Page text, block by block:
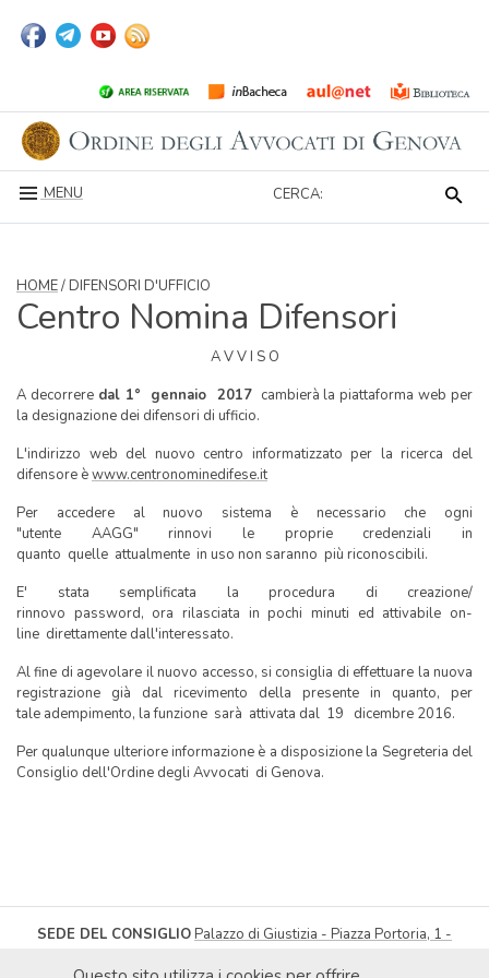
MENU CERCA:
HOME/ DIFENSORI D'UFFICIO
Centro Nomina Difensori
A V V I S O
A decorrere dal 1° gennaio 2017cambierà la piattaforma web per
la designazione dei difensori di ufficio.
L'indirizzo web del nuovo centro informatizzato per la ricerca del
difensore èwww.centronominedifese.it
Per accedere al nuovo sistema è necessario che ogni
"utente AAGG" rinnovi le proprie credenziali in
quanto quelle attualmente in uso non saranno più riconoscibili.
E' stata semplificata la procedura di creazione/
rinnovo password, ora rilasciata in pochi minuti ed attivabile on-
line direttamente dall'interessato.
Al fine di agevolare il nuovo accesso, si consiglia di effettuare la nuova
registrazione già dal ricevimento della presente in quanto, per
tale adempimento, la funzione sarà attivata dal 19 dicembre 2016.
Per qualunque ulteriore informazione è a disposizione la Segreteria del
Consiglio dell'Ordine degli Avvocati di Genova.
SEDE DEL CONSIGLIOPalazzo di Giustizia - Piazza Portoria, 1 -